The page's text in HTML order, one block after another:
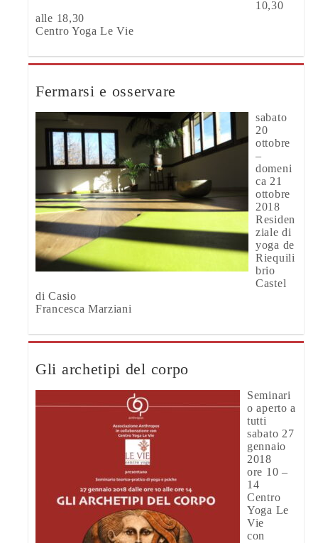
10,30
alle 18,30
Centro Yoga Le Vie
Fermarsi e osservare
sabato
20
ottobre
–
domeni
ca 21
ottobre
2018
Residen
ziale di
yoga de
Riequili
brio
Castel
di Casio
Francesca Marziani
Gli archetipi del corpo
Seminari
o aperto a
tutti
sabato 27
gennaio
2018
ore 10 –
14
Centro
Yoga Le
Vie
con